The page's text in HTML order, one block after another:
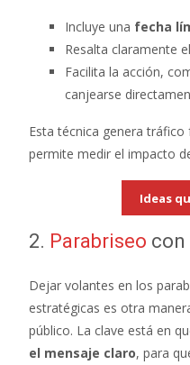
Incluye una fecha
Resalta claramente
Facilita la acción,
canjearse
Esta técnica genera
permite medir el impacto
Ideas
2. Parabriseo con
Dejar volantes en los
estratégicas es otra
público. La clave está en
el mensaje claro, para